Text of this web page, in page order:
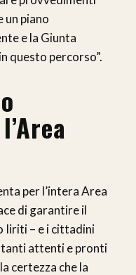
un piano
e la Giunta
questo percorso”.
per l’intera Area
di garantire il
Iiriti – e i cittadini
attenti e pronti
certezza che la